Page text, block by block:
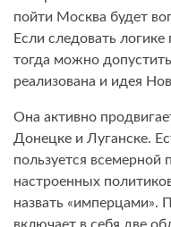
пойти Москва будет
Если следовать
тогда можно
реализована и идея
Она активно
Донецке и Луганске.
пользуется
настроенных
назвать